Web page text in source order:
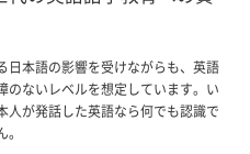
日本語の影響を受けながらも、英語
のないレベルを想定しています。い
人が発話した英語なら何でも認識で